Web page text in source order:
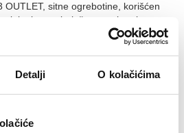
Detalji O kolačićima
OUTLET, sitne ogrebotine, korišćen
originalne ambalaže, montiran i
polovno/outlet godinu dana.
kalorija,vreme vožnje, brzina,
odometer, merenje pulsa-meri se
magnetni prenos-masivan menjač
sedišta,podešavanje sedišta gore-